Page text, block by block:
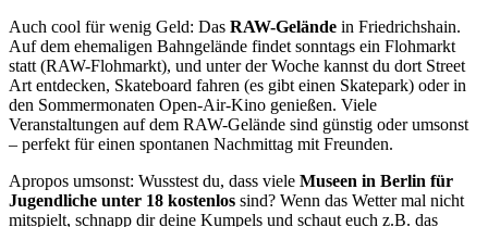
Auch cool für wenig Geld: Das RAW-Gelände in Friedrichshain.
Auf dem ehemaligen Bahngelände findet sonntags ein Flohmarkt
statt (RAW-Flohmarkt), und unter der Woche kannst du dort Street
Art entdecken, Skateboard fahren (es gibt einen Skatepark) oder in
den Sommermonaten Open-Air-Kino genießen. Viele
Veranstaltungen auf dem RAW-Gelände sind günstig oder umsonst
– perfekt für einen spontanen Nachmittag mit Freunden.
Apropos umsonst: Wusstest du, dass viele Museen in Berlin für
Jugendliche unter 18 kostenlos sind? Wenn das Wetter mal nicht
mitspielt, schnapp dir deine Kumpels und schaut euch z.B. das